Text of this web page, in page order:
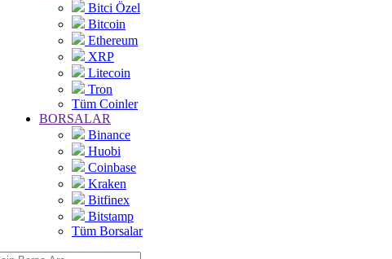
Bitci Özel
Bitcoin
Ethereum
XRP
Litecoin
Tron
Tüm Coinler
BORSALAR
Binance
Huobi
Coinbase
Kraken
Bitfinex
Bitstamp
Tüm Borsalar